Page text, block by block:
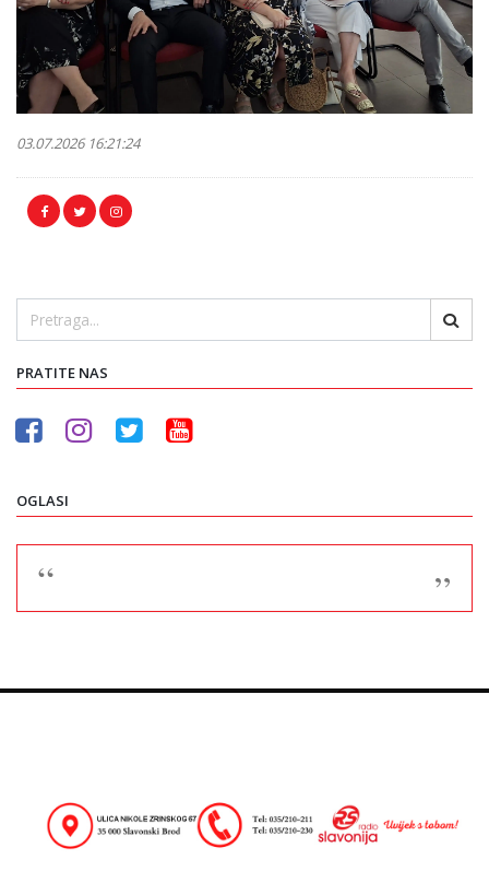
03.07.2026 16:21:24
PRATITE NAS
OGLASI